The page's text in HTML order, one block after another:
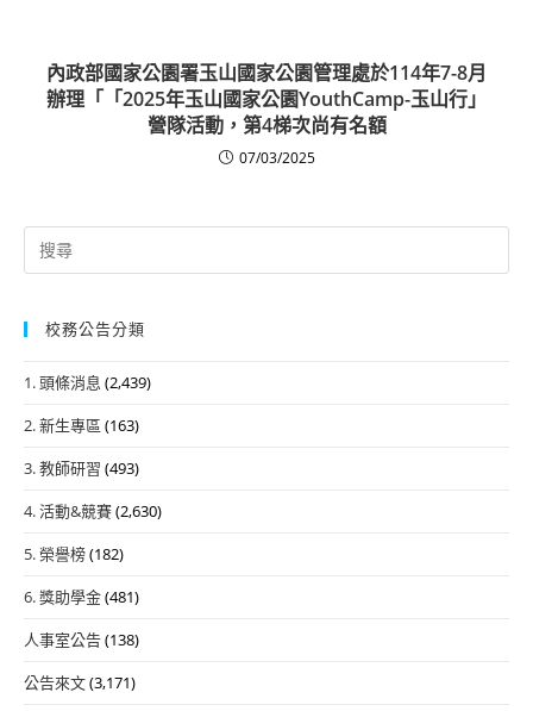
內政部國家公園署玉山國家公園管理處於114年7-8月
辦理「「2025年玉山國家公園YouthCamp-玉山行」
營隊活動，第4梯次尚有名額
07/03/2025
Search
for:
校務公告分類
1. 頭條消息 (2,439)
2. 新生專區 (163)
3. 教師研習 (493)
4. 活動&競賽(2,630)
5. 榮譽榜(182)
6. 獎助學金(481)
人事室公告(138)
公告來文(3,171)